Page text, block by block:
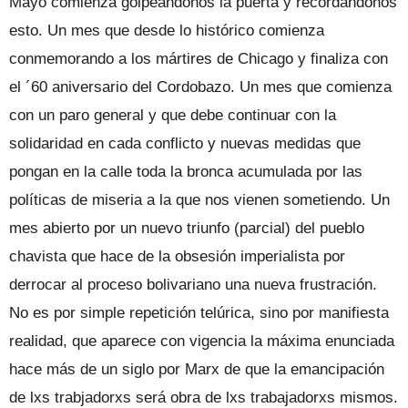
esto. Un mes que desde lo histórico comienza
conmemorando a los mártires de Chicago y finaliza con
el ´60 aniversario del Cordobazo. Un mes que comienza
con un paro general y que debe continuar con la
solidaridad en cada conflicto y nuevas medidas que
pongan en la calle toda la bronca acumulada por las
políticas de miseria a la que nos vienen sometiendo. Un
mes abierto por un nuevo triunfo (parcial) del pueblo
chavista que hace de la obsesión imperialista por
derrocar al proceso bolivariano una nueva frustración.
No es por simple repetición telúrica, sino por manifiesta
realidad, que aparece con vigencia la máxima enunciada
hace más de un siglo por Marx de que la emancipación
de lxs trabjadorxs será obra de lxs trabajadorxs mismos.